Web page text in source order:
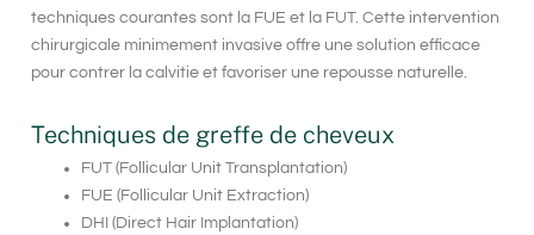
techniques courantes sont la FUE et la FUT. Cette intervention
chirurgicale minimement invasive offre une solution efficace
pour contrer la calvitie et favoriser une repousse naturelle.
Techniques de greffe de cheveux
FUT (Follicular Unit Transplantation)
FUE (Follicular Unit Extraction)
DHI (Direct Hair Implantation)